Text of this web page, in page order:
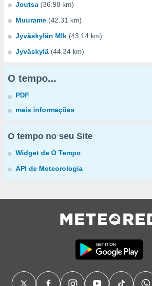
Joutsa (36.98 km)
Muurame (42.31 km)
Jyväskylän Mlk (43.14 km)
Jyväskylä (44.34 km)
O tempo...
PDF
mais informações
O tempo no seu Site
Widget de O Tempo
API de Meteorologia